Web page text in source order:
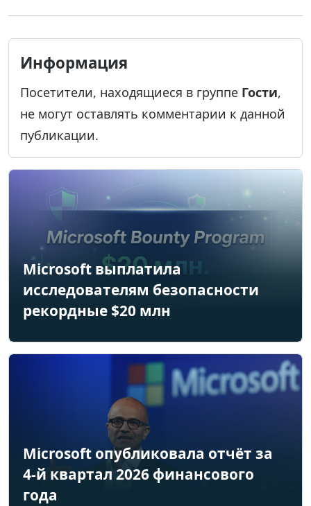
Информация
Посетители, находящиеся в группе Гости,
не могут оставлять комментарии к данной
публикации.
Microsoft выплатила
исследователям безопасности
рекордные $20 млн
Microsoft опубликовала отчёт за
4-й квартал 2026 финансового
года